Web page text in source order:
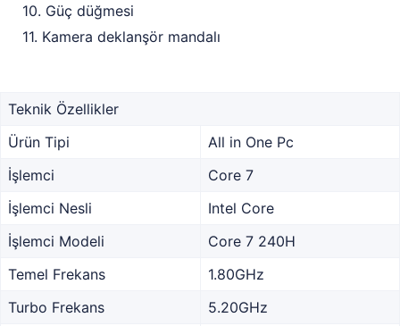
10. Güç düğmesi
11. Kamera deklanşör mandalı
Teknik Özellikler
Ürün Tipi
All in One Pc
İşlemci
Core 7
İşlemci Nesli
Intel Core
İşlemci Modeli
Core 7 240H
Temel Frekans
1.80GHz
Turbo Frekans
5.20GHz